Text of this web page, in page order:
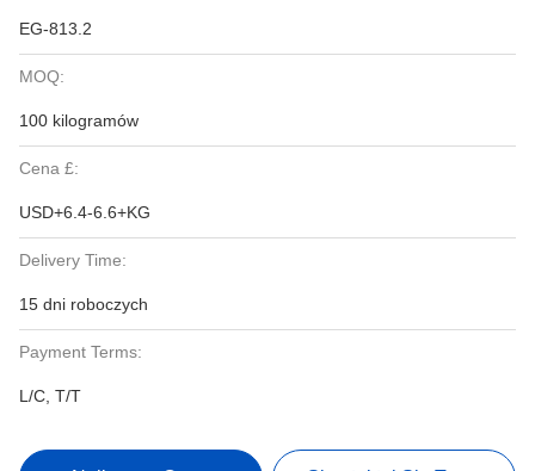
EG-813.2
MOQ:
100 kilogramów
Cena £:
USD+6.4-6.6+KG
Delivery Time:
15 dni roboczych
Payment Terms:
L/C, T/T